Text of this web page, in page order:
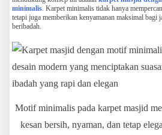
minimalis. Karpet minimalis tidak hanya
tetapi juga memberikan kenyamanan maksimal bagi
beribadah.
Motif minimalis pada karpet masjid
kesan bersih, nyaman, dan tetap